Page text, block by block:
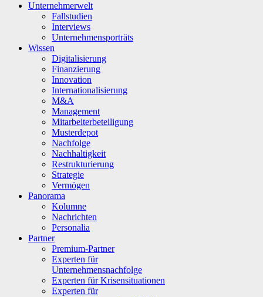
Unternehmerwelt
Fallstudien
Interviews
Unternehmensporträts
Wissen
Digitalisierung
Finanzierung
Innovation
Internationalisierung
M&A
Management
Mitarbeiterbeteiligung
Musterdepot
Nachfolge
Nachhaltigkeit
Restrukturierung
Strategie
Vermögen
Panorama
Kolumne
Nachrichten
Personalia
Partner
Premium-Partner
Experten für
Unternehmensnachfolge
Experten für Krisensituationen
Experten für